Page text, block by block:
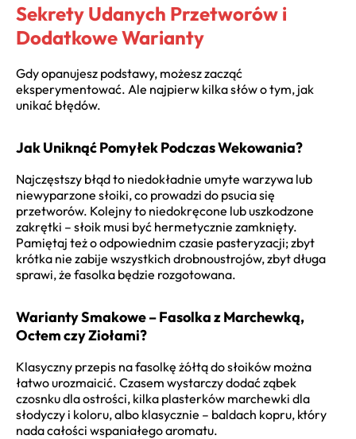
Sekrety Udanych Przetworów i
Dodatkowe Warianty
Gdy opanujesz podstawy, możesz zacząć
eksperymentować. Ale najpierw kilka słów o tym, jak
unikać błędów.
Jak Uniknąć Pomyłek Podczas Wekowania?
Najczęstszy błąd to niedokładnie umyte warzywa lub
niewyparzone słoiki, co prowadzi do psucia się
przetworów. Kolejny to niedokręcone lub uszkodzone
zakrętki – słoik musi być hermetycznie zamknięty.
Pamiętaj też o odpowiednim czasie pasteryzacji; zbyt
krótka nie zabije wszystkich drobnoustrojów, zbyt długa
sprawi, że fasolka będzie rozgotowana.
Warianty Smakowe – Fasolka z Marchewką,
Octem czy Ziołami?
Klasyczny przepis na fasolkę żółtą do słoików można
łatwo urozmaicić. Czasem wystarczy dodać ząbek
czosnku dla ostrości, kilka plasterków marchewki dla
słodyczy i koloru, albo klasycznie – baldach kopru, który
nada całości wspaniałego aromatu.